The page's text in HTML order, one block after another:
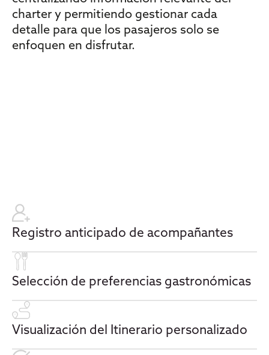
charter y permitiendo gestionar cada
detalle para que los pasajeros solo se
enfoquen en disfrutar.
Registro anticipado de acompañantes
Selección de preferencias gastronómicas
Visualización del Itinerario personalizado